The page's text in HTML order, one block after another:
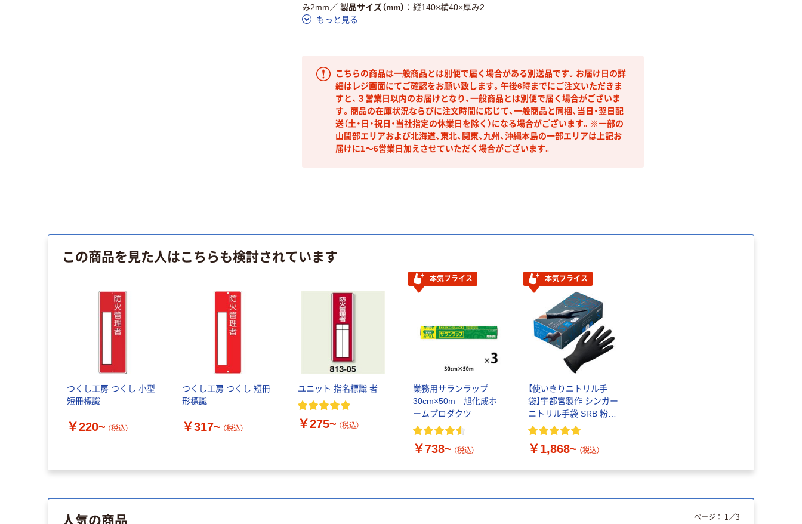
み2mm ／ 製品サイズ（mm）
縦140×横40×厚み2
もっと見る
こちらの商品は一般商品とは別便で届く場合がある別送品です。お届け日の詳
細はレジ画面にてご確認をお願い致します。午後6時までにご注文いただきま
すと、３営業日以内のお届けとなり、一般商品とは別便で届く場合がございま
す。商品の在庫状況ならびに注文時間に応じて、一般商品と同梱、当日・翌日配
送（土・日・祝日・当社指定の休業日を除く）になる場合がございます。※一部の
山間部エリアおよび北海道、東北、関東、九州、沖縄本島の一部エリアは上記お
届けに1～6営業日加えさせていただく場合がございます。
この商品を見た人はこちらも検討されています
つくし工房 つくし 小型
短冊標識
￥220~ （税込）
つくし工房 つくし 短冊
形標識
￥317~ （税込）
ユニット 指名標識 者
￥275~ （税込）
本気プライス
業務用サランラップ
30cm×50m 旭化成ホ
ームプロダクツ
￥738~ （税込）
本気プライス
【使いきりニトリル手
袋】宇都宮製作 シンガー
ニトリル手袋 SRB 粉な
し 黒 １箱(100枚入)
￥1,868~ （税込）
人気の商品 ページ： 1 ／3